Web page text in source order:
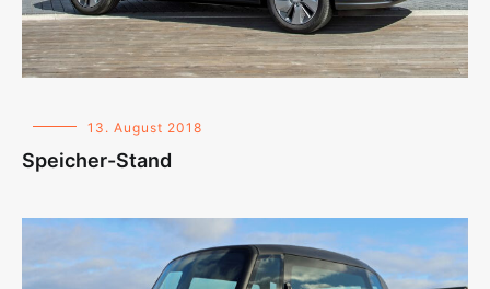
13. August 2018
Speicher-Stand